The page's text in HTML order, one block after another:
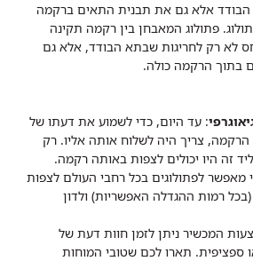
אלא גם את תבנית התאים ברקמה
פתולוג המאבחן בין רקמה תקינה
לא רק לחריגות שבתא הבודד, אלא גם
בתוך הרקמה כולה.
: עד היום, כדי לשמוע את דעתו של
צריך היה לשלוח אותה אליו. רק
זה היו יכולים לצפות באותה רקמה.
מאפשר לפתולוגים בכל רחבי העולם לצפות
רמות ההגדלה האפשריות) ולדון
המכשיר ניתן לזמן חוות דעת של
ספציפית. תארו לכם שטובי המוחות